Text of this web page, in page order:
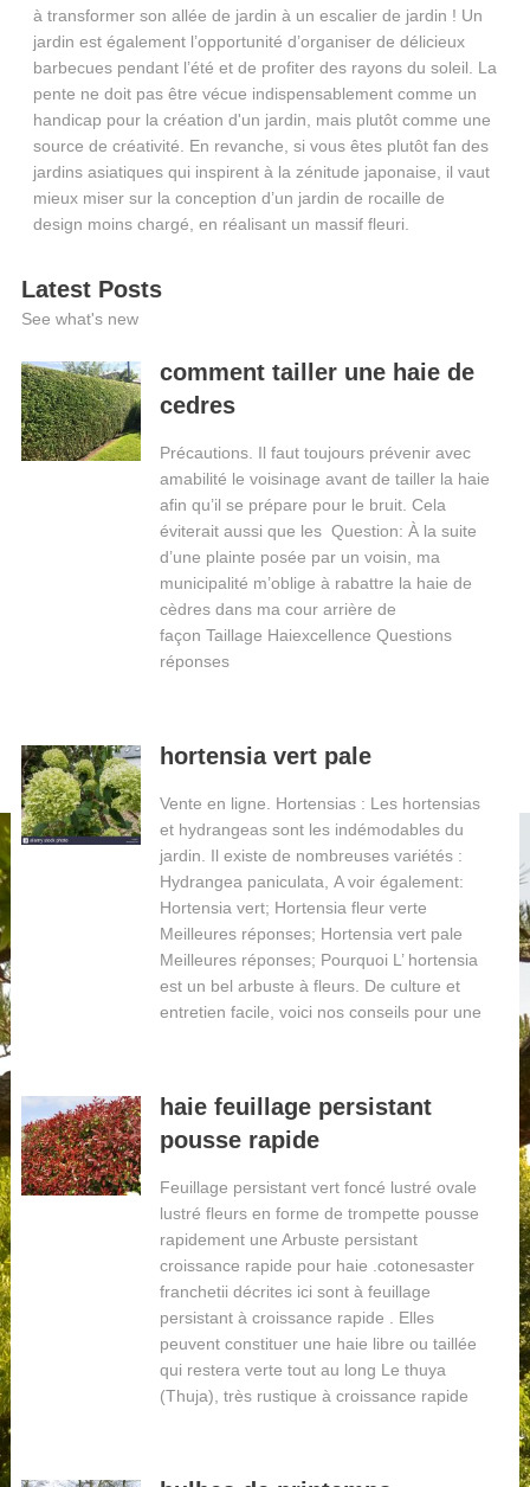
à transformer son allée de jardin à un escalier de jardin ! Un
jardin est également l’opportunité d’organiser de délicieux
barbecues pendant l’été et de profiter des rayons du soleil. La
pente ne doit pas être vécue indispensablement comme un
handicap pour la création d'un jardin, mais plutôt comme une
source de créativité. En revanche, si vous êtes plutôt fan des
jardins asiatiques qui inspirent à la zénitude japonaise, il vaut
mieux miser sur la conception d’un jardin de rocaille de
design moins chargé, en réalisant un massif fleuri.
Latest Posts
See what's new
comment tailler une haie de
cedres
Précautions. Il faut toujours prévenir avec
amabilité le voisinage avant de tailler la haie
afin qu’il se prépare pour le bruit. Cela
éviterait aussi que les Question: À la suite
d’une plainte posée par un voisin, ma
municipalité m’oblige à rabattre la haie de
cèdres dans ma cour arrière de
façon Taillage Haiexcellence Questions
réponses
hortensia vert pale
Vente en ligne. Hortensias : Les hortensias
et hydrangeas sont les indémodables du
jardin. Il existe de nombreuses variétés :
Hydrangea paniculata, A voir également:
Hortensia vert; Hortensia fleur verte
Meilleures réponses; Hortensia vert pale
Meilleures réponses; Pourquoi L’ hortensia
est un bel arbuste à fleurs. De culture et
entretien facile, voici nos conseils pour une
haie feuillage persistant
pousse rapide
Feuillage persistant vert foncé lustré ovale
lustré fleurs en forme de trompette pousse
rapidement une Arbuste persistant
croissance rapide pour haie .cotonesaster
franchetii décrites ici sont à feuillage
persistant à croissance rapide . Elles
peuvent constituer une haie libre ou taillée
qui restera verte tout au long Le thuya
(Thuja), très rustique à croissance rapide